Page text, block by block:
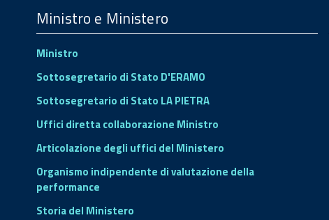
Footer
Ministro e Ministero
Ministro
Sottosegretario di Stato D'ERAMO
Sottosegretario di Stato LA PIETRA
Uffici diretta collaborazione Ministro
Articolazione degli uffici del Ministero
Organismo indipendente di valutazione della
performance
Storia del Ministero